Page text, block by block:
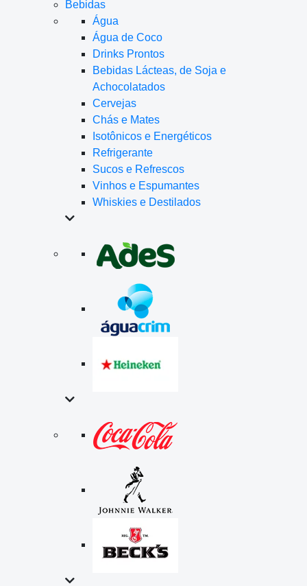
Bebidas
Água
Água de Coco
Drinks Prontos
Bebidas Lácteas, de Soja e
Achocolatados
Cervejas
Chás e Mates
Isotônicos e Energéticos
Refrigerante
Sucos e Refrescos
Vinhos e Espumantes
Whiskies e Destilados